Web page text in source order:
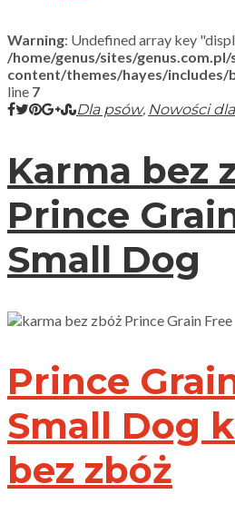
Warning: Undefined array key
/home/genus/sites/
content/themes/hayes/includes/
line 7
Dla psów, Nowości
Karma bez
Prince
Small Dog
Prince
Small Dog
bez zbóż